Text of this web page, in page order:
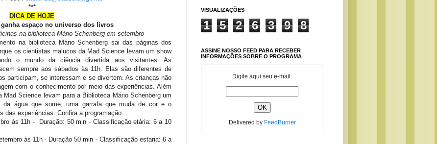
***
DICA DE HOJE
espaço no universo dos livros
na biblioteca Mário Schenberg em setembro
na biblioteca Mário Schenberg sai das páginas dos
os cientistas malucos da Mad Science levam um show
o mundo da ciência divertida aos visitantes. As
sempre aos sábados às 11h. Elas são diferentes de
participam, se interessam e se divertem. As crianças não
com o conhecimento por meio das experiências. Além
Science levam para a Biblioteca Mário Schenberg um
da água que some, uma garrafa que muda de cor e o
das experiências. Confira a programação:
às 11h - Duração: 50 min - Classificação etária: 6 a 10
às 11h - Duração 50 min - Classificação estaria: 6 a
VISUALIZAÇÕES
1 5 2 6 3 9 8
ASSINE NOSSO FEED PARA RECEBER
INFORMAÇÕES SOBRE O PROGRAMA
Digite aqui seu e-mail:
Delivered by FeedBurner